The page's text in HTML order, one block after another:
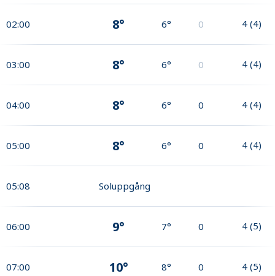
02:00 8° 6° 0 4 (4)
03:00 8° 6° 0 4 (4)
04:00 8° 6° 0 4 (4)
05:00 8° 6° 0 4 (4)
05:08 Soluppgång
06:00 9° 7° 0 4 (5)
07:00 10° 8° 0 4 (5)